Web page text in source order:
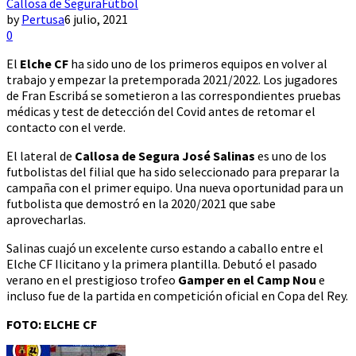
byPertusa6 julio, 2021
0
El Elche CF ha sido uno de los primeros equipos en volver al
trabajo y empezar la pretemporada 2021/2022. Los jugadores
de Fran Escribá se sometieron a las correspondientes pruebas
médicas y test de detección del Covid antes de retomar el
contacto con el verde.
El lateral de Callosa de Segura José Salinas es uno de los
futbolistas del filial que ha sido seleccionado para preparar la
campaña con el primer equipo. Una nueva oportunidad para un
futbolista que demostró en la 2020/2021 que sabe
aprovecharlas.
Salinas cuajó un excelente curso estando a caballo entre el
Elche CF Ilicitano y la primera plantilla. Debutó el pasado
verano en el prestigioso trofeo Gamper en el Camp Nou e
incluso fue de la partida en competición oficial en Copa del Rey.
FOTO: ELCHE CF